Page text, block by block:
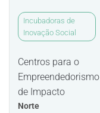
Incubadoras de
Inovação Social
Centros para o
Empreendedorismo
de Impacto
Norte